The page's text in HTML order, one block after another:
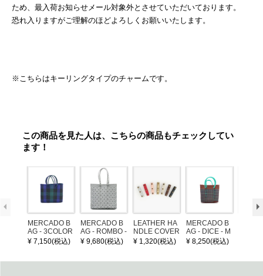
ため、最入荷お知らせメール対象外とさせていただいております。
恐れ入りますがご理解のほどよろしくお願いいたします。
※こちらはキーリングタイプのチャームです。
この商品を見た人は、こちらの商品もチェックしてい
ます！
MERCADO B
AG - 3COLOR
S CHECK - Bl
ack / Dark Gre
¥ 7,150(税込)
MERCADO B
AG - ROMBO -
LONG HANDL
E - Silver / Whi
¥ 9,680(税込)
LEATHER HA
NDLE COVER
¥ 1,320(税込)
MERCADO B
AG - DICE - M
OSAIC - Copp
er / Navy / Mint
¥ 8,250(税込)